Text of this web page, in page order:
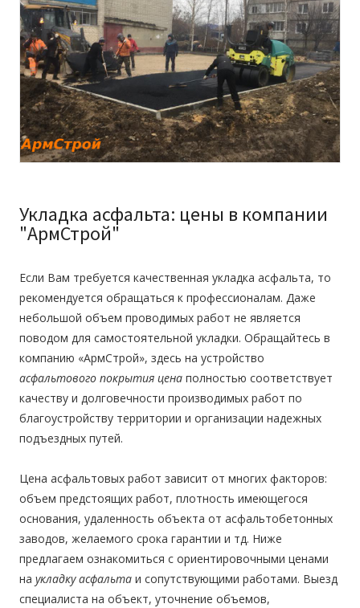
Укладка асфальта: цены в компании
"АрмСтрой"
Если Вам требуется качественная укладка асфальта, то
рекомендуется обращаться к профессионалам. Даже
небольшой объем проводимых работ не является
поводом для самостоятельной укладки. Обращайтесь в
компанию «АрмСтрой», здесь на устройство
асфальтового покрытия цена полностью соответствует
качеству и долговечности производимых работ по
благоустройству территории и организации надежных
подъездных путей.
Цена асфальтовых работ зависит от многих факторов:
объем предстоящих работ, плотность имеющегося
основания, удаленность объекта от асфальтобетонных
заводов, желаемого срока гарантии и тд. Ниже
предлагаем ознакомиться с ориентировочными ценами
на укладку асфальта и сопутствующими работами. Выезд
специалиста на объект, уточнение объемов,